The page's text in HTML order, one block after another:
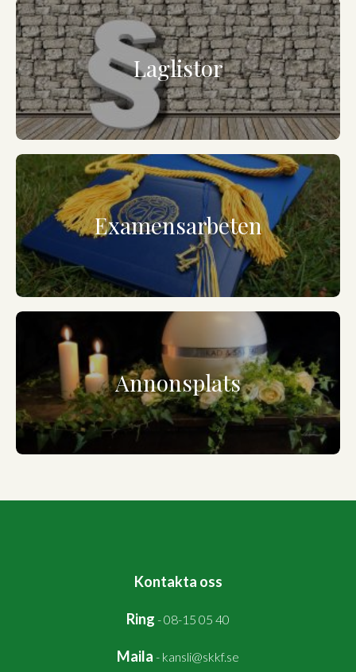
Laglistor
Examensarbeten
Annonsplats
Kontakta oss
Ring -08-15 05 40
Maila - kansli@skkf.se